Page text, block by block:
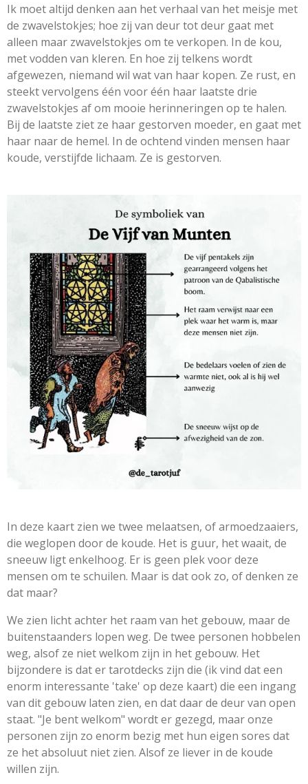
Ik moet altijd denken aan het verhaal van het meisje met
de zwavelstokjes; hoe zij van deur tot deur gaat met
alleen maar zwavelstokjes om te verkopen. In de kou,
met vodden van kleren. En hoe zij telkens wordt
afgewezen, niemand wil wat van haar kopen. Ze rust, en
steekt vervolgens één voor één haar laatste drie
zwavelstokjes af om mooie herinneringen op te halen.
Bij de laatste ziet ze haar gestorven moeder, en gaat met
haar naar de hemel. In de ochtend vinden mensen haar
koude, verstijfde lichaam. Ze is gestorven.
In deze kaart zien we twee melaatsen, of armoedzaaiers,
die weglopen door de koude. Het is guur, het waait, de
sneeuw ligt enkelhoog. Er is geen plek voor deze
mensen om te schuilen. Maar is dat ook zo, of denken ze
dat maar?
We zien licht achter het raam van het gebouw, maar de
buitenstaanders lopen weg. De twee personen hobbelen
weg, alsof ze niet welkom zijn in het gebouw. Het
bijzondere is dat er tarotdecks zijn die (ik vind dat een
enorm interessante 'take' op deze kaart) die een ingang
van dit gebouw laten zien, en dat daar de deur van open
staat. "Je bent welkom" wordt er gezegd, maar onze
personen zijn zo enorm bezig met hun eigen sores dat
ze het absoluut niet zien. Alsof ze liever in de koude
willen zijn.